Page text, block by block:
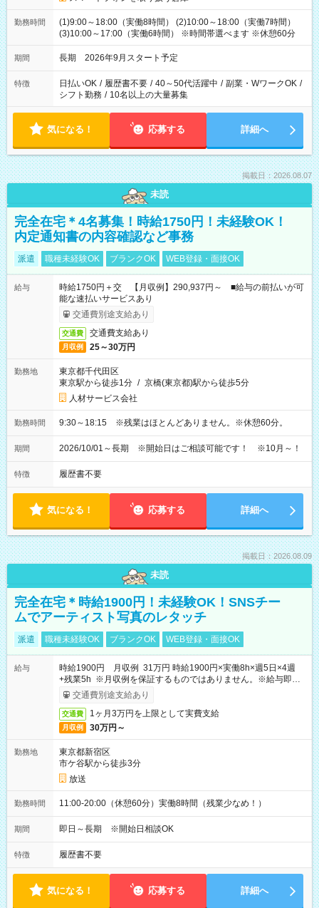
勤務時間
(1)9:00～18:00（実働8時間） (2)10:00～18:00（実働7時間）
(3)10:00～17:00（実働6時間） ※時間帯選べます ※休憩60分
期間 長期 2026年9月スタート予定
特徴 日払いOK / 履歴書不要 / 40～50代活躍中 / 副業・WワークOK /
シフト勤務 / 10名以上の大量募集
気になる！ 応募する 詳細へ
掲載日：2026.08.07
未読
完全在宅＊4名募集！時給1750円！未経験OK！
内定通知書の内容確認など事務
派遣 職種未経験OK ブランクOK WEB登録・面接OK
給与
時給1750円＋交 【月収例】290,937円～ ■給与の前払いが可
能な速払いサービスあり
交通費別途支給あり
交通費 交通費支給あり
月収例 25～30万円
勤務地
東京都千代田区
東京駅から徒歩1分 / 京橋(東京都)駅から徒歩5分
人材サービス会社
勤務時間 9:30～18:15 ※残業はほとんどありません。※休憩60分。
期間 2026/10/01～長期 ※開始日はご相談可能です！ ※10月～！
特徴 履歴書不要
気になる！ 応募する 詳細へ
掲載日：2026.08.09
未読
完全在宅＊時給1900円！未経験OK！SNSチー
ムでアーティスト写真のレタッチ
派遣 職種未経験OK ブランクOK WEB登録・面接OK
給与
時給1900円 月収例 31万円 時給1900円×実働8h×週5日×4週
+残業5h ※月収例を保証するものではありません。※給与即受
取りサービス利用可（利用条件有）
交通費別途支給あり
交通費 1ヶ月3万円を上限として実費支給
月収例 30万円～
勤務地
東京都新宿区
市ケ谷駅から徒歩3分
放送
勤務時間 11:00-20:00（休憩60分）実働8時間（残業少なめ！）
期間 即日～長期 ※開始日相談OK
特徴 履歴書不要
気になる！ 応募する 詳細へ